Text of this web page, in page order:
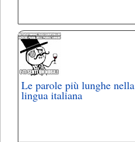
Le parole più lunghe nella
lingua italiana